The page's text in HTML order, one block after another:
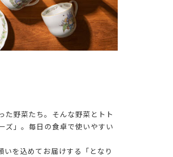
野菜たち。そんな野菜とトト
ズ」。毎日の食卓で使いやすい
を込めてお届けする「となり